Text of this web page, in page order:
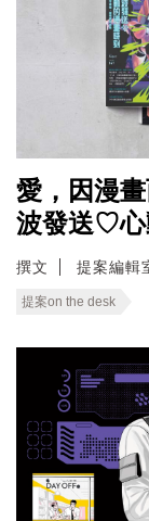
愛，因漫
波發送♡心
撰文 提案編輯
提案on the desk